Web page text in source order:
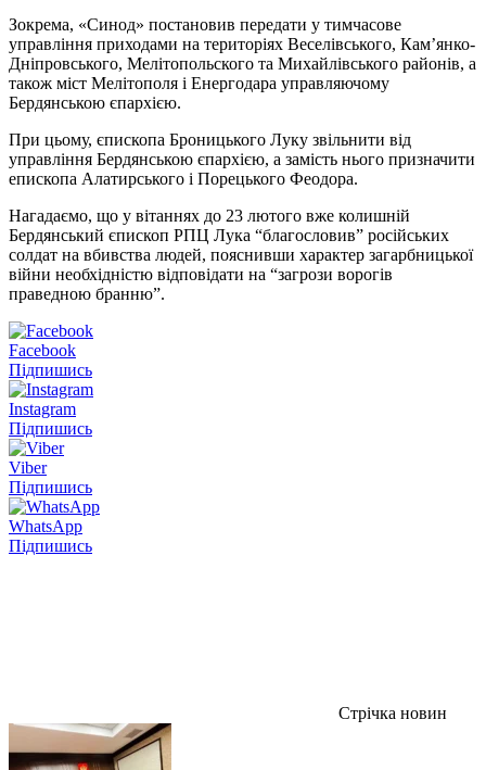
Зокрема, «Синод» постановив передати у тимчасове
управління приходами на територіях Веселівського, Кам’янко-
Дніпровського, Мелітопольского та Михайлівського районів, а
також міст Мелітополя і Енергодара управляючому
Бердянською єпархією.
При цьому, єпископа Броницького Луку звільнити від
управління Бердянською єпархією, а замість нього призначити
епископа Алатирського і Порецького Феодора.
Нагадаємо, що у вітаннях до 23 лютого вже колишній
Бердянський єпископ РПЦ Лука “благословив” російських
солдат на вбивства людей, пояснивши характер загарбницької
війни необхідністю відповідати на “загрози ворогів
праведною бранню”.
Facebook
Підпишись
Instagram
Підпишись
Viber
Підпишись
WhatsApp
Підпишись
Стрічка новин